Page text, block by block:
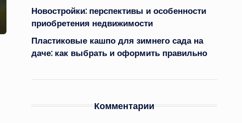
Новостройки: перспективы и особенности
приобретения недвижимости
Пластиковые кашпо для зимнего сада на
даче: как выбрать и оформить правильно
Комментарии